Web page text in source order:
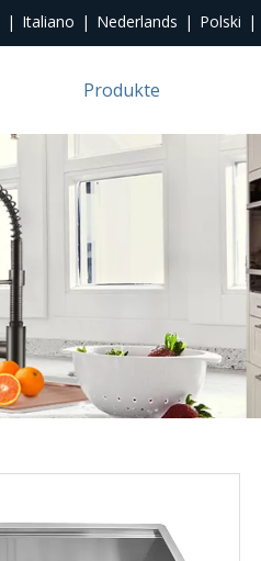
| Italiano | Nederlands | Polski |
Produkte